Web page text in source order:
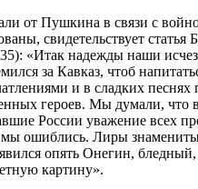
от Пушкина в связи с
свидетельствует статья
35): «Итак надежды наши
за Кавказ, чтоб
и в сладких песнях
героев. Мы думали, что
России уважение всех
ошиблись. Лиры
опять Онегин,
картину».